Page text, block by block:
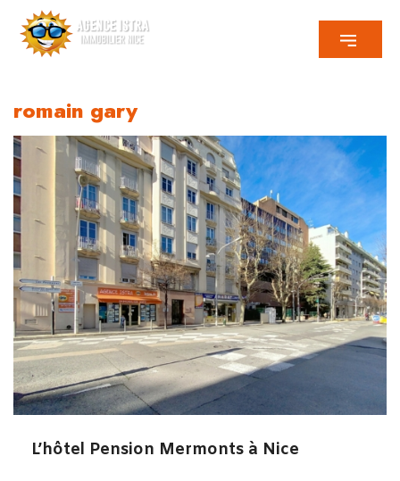
romain gary
L’hôtel Pension Mermonts à Nice